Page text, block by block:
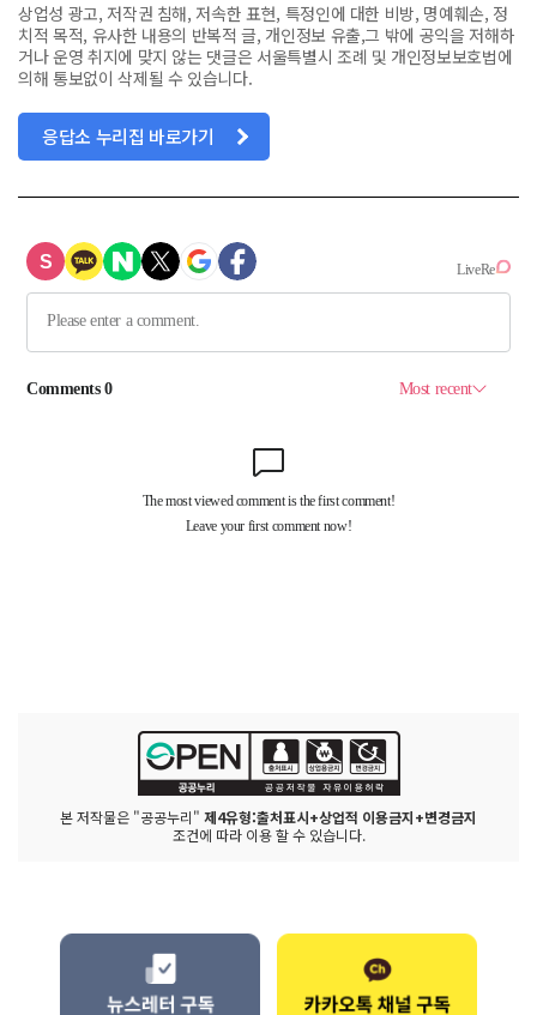
상업성 광고, 저작권 침해, 저속한 표현, 특정인에 대한 비방, 명예훼손, 정
치적 목적, 유사한 내용의 반복적 글, 개인정보 유출,그 밖에 공익을 저해하
거나 운영 취지에 맞지 않는 댓글은 서울특별시 조례 및 개인정보보호법에
의해 통보없이 삭제될 수 있습니다.
응답소 누리집 바로가기
본 저작물은 "공공누리" 제4유형:출처표시+상업적 이용금지+변경금지
조건에 따라 이용 할 수 있습니다.